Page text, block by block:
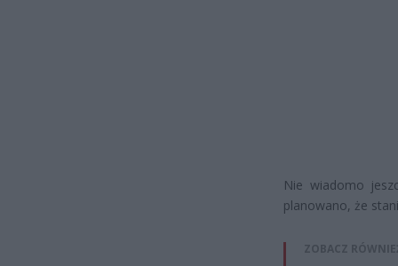
Nie wiadomo
planowano, że
ZOBACZ